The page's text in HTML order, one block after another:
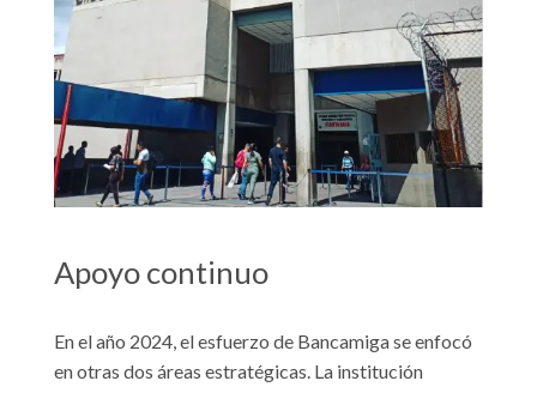
Apoyo continuo
En el año 2024, el esfuerzo de Bancamiga se enfocó
en otras dos áreas estratégicas. La institución